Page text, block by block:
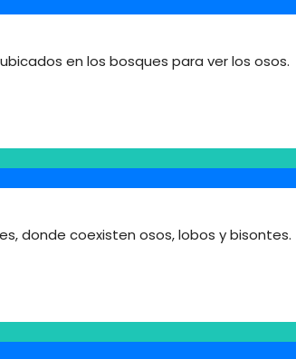
en los bosques para ver los osos.
donde coexisten osos, lobos y bisontes.